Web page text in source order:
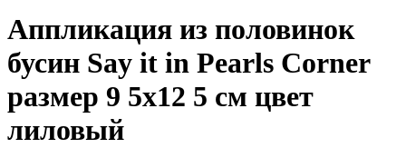
Аппликация из половинок
бусин Say it in Pearls Corner
размер 9 5x12 5 см цвет
лиловый